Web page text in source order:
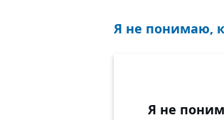
Я не понимаю,
Я не